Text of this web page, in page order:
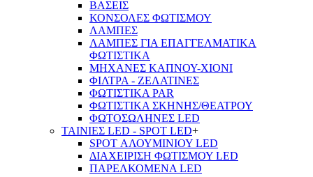
ΒΑΣΕΙΣ
ΚΟΝΣΟΛΕΣ ΦΩΤΙΣΜΟΥ
ΛΑΜΠΕΣ
ΛΑΜΠΕΣ ΓΙΑ ΕΠΑΓΓΕΛΜΑΤΙΚΑ
ΦΩΤΙΣΤΙΚΑ
ΜΗΧΑΝΕΣ ΚΑΠΝΟΥ-ΧΙΟΝΙ
ΦΙΛΤΡΑ - ΖΕΛΑΤΙΝΕΣ
ΦΩΤΙΣΤΙΚΑ PAR
ΦΩΤΙΣΤΙΚΑ ΣΚΗΝΗΣ/ΘΕΑΤΡΟΥ
ΦΩΤΟΣΩΛΗΝΕΣ LED
ΤΑΙΝΙΕΣ LED - SPOT LED+
SPOT ΑΛΟΥΜΙΝΙΟΥ LED
ΔΙΑΧΕΙΡΙΣΗ ΦΩΤΙΣΜΟΥ LED
ΠΑΡΕΛΚΟΜΕΝΑ LED